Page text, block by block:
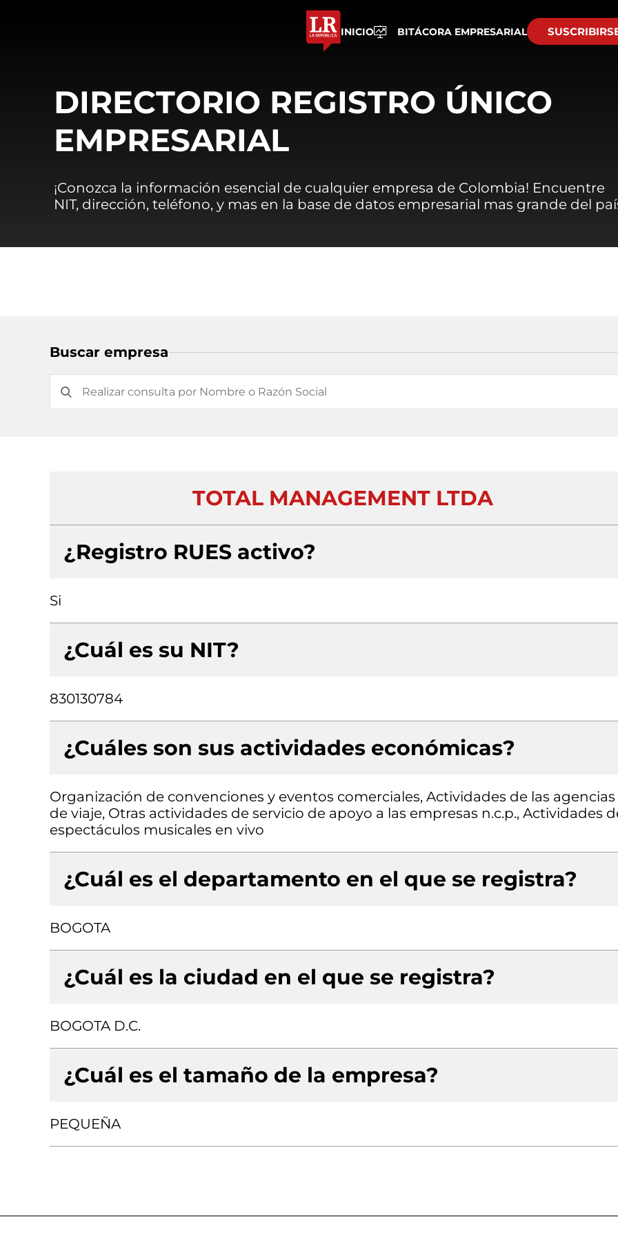
INICIO BITÁCORA EMPRESARIAL
DIRECTORIO REGISTRO ÚNICO
EMPRESARIAL
¡Conozca la información esencial de cualquier empresa de Colombia! Encuentre
NIT, dirección, teléfono, y mas en la base de datos empresarial mas grande del
Buscar empresa
TOTAL MANAGEMENT LTDA
¿Registro RUES activo?
Si
¿Cuál es su NIT?
830130784
¿Cuáles son sus actividades económicas?
Organización de convenciones y eventos comerciales, Actividades de las agencias
de viaje, Otras actividades de servicio de apoyo a las empresas n.c.p., Actividades
espectáculos musicales en vivo
¿Cuál es el departamento en el que se registra?
BOGOTA
¿Cuál es la ciudad en el que se registra?
BOGOTA D.C.
¿Cuál es el tamaño de la empresa?
PEQUEÑA